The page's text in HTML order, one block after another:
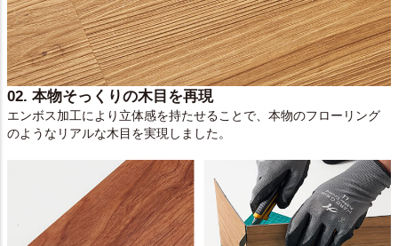
02. 本物そっくりの木目を再現
エンボス加工により立体感を持たせることで、本物のフローリング
のようなリアルな木目を実現しました。